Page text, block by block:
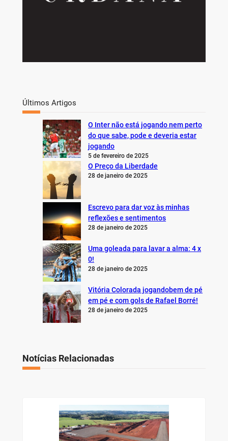
Últimos Artigos
O Inter não está jogando nem perto
do que sabe, pode e deveria estar
jogando
5 de fevereiro de 2025
O Preço da Liberdade
28 de janeiro de 2025
Escrevo para dar voz às minhas
reflexões e sentimentos
28 de janeiro de 2025
Uma goleada para lavar a alma: 4 x
0!
28 de janeiro de 2025
Vitória Colorada jogandobem de pé
em pé e com gols de Rafael Borré!
28 de janeiro de 2025
Notícias Relacionadas